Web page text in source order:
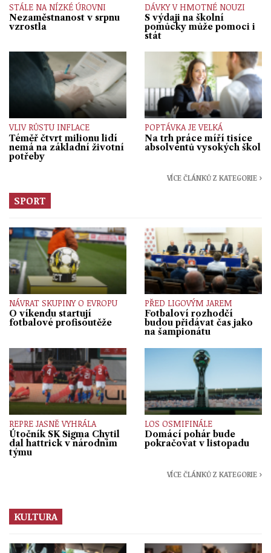
STÁLE NA NÍZKÉ ÚROVNI
Nezaměstnanost v srpnu
vzrostla
DÁVKY V HMOTNÉ NOUZI
S výdaji na školní
pomůcky může pomoci i
stát
VLIV RŮSTU INFLACE
Téměř čtvrt milionu lidí
nemá na základní životní
potřeby
POPTÁVKA JE VELKÁ
Na trh práce míří tisíce
absolventů vysokých škol
VÍCE ČLÁNKŮ Z KATEGORIE ›
SPORT
NÁVRAT SKUPINY O EVROPU
O víkendu startují
fotbalové profisoutěže
PŘED LIGOVÝM JAREM
Fotbaloví rozhodčí
budou přidávat čas jako
na šampionátu
REPRE JASNĚ VYHRÁLA
Útočník SK Sigma Chytil
dal hattrick v národním
týmu
LOS OSMIFINÁLE
Domácí pohár bude
pokračovat v listopadu
VÍCE ČLÁNKŮ Z KATEGORIE ›
KULTURA